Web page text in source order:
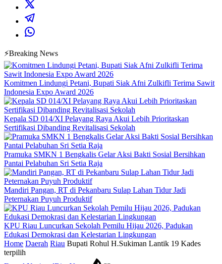
⚡Breaking News
Komitmen Lindungi Petani, Bupati Siak Afni Zulkifli Terima Sawit
Indonesia Expo Award 2026
Kepala SD 014/XI Pelayang Raya Akui Lebih Prioritaskan
Sertifikasi Dibanding Revitalisasi Sekolah
Pramuka SMKN 1 Bengkalis Gelar Aksi Bakti Sosial Bersihkan
Pantai Pelabuhan Sri Setia Raja
Mandiri Pangan, RT di Pekanbaru Sulap Lahan Tidur Jadi
Peternakan Puyuh Produktif
KPU Riau Luncurkan Sekolah Pemilu Hijau 2026, Padukan
Edukasi Demokrasi dan Kelestarian Lingkungan
Home Daerah Riau Bupati Rohul H.Sukiman Lantik 19 Kades
terpilih